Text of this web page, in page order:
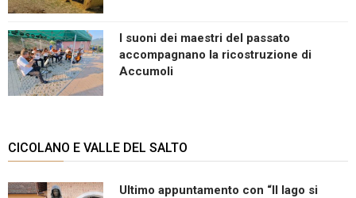
I suoni dei maestri del passato
accompagnano la ricostruzione di
Accumoli
CICOLANO E VALLE DEL SALTO
Ultimo appuntamento con “Il lago si